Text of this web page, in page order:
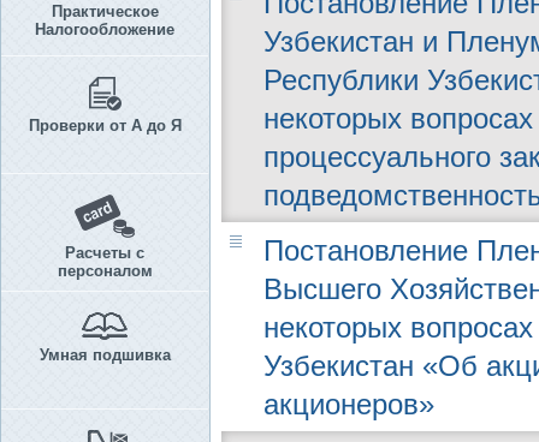
Практическое
Налогообложение
Проверки от А до Я
Расчеты с
персоналом
Умная подшивка
Узбекистан и
Республики
некоторых
процессуального
Постановление
Высшего
некоторых
Узбекистан «Об
акционеров»